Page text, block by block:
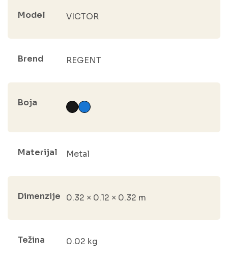
Model VICTOR
Brend REGENT
Boja
Materijal Metal
Dimenzije 0.32 × 0.12 × 0.32 m
Težina 0.02 kg